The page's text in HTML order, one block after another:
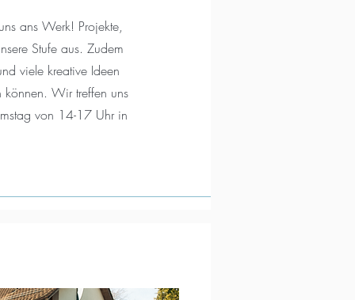
ans Werk! Projekte,
Stufe aus. Zudem
viele kreative Ideen
Wir treffen uns
von 14-17 Uhr in